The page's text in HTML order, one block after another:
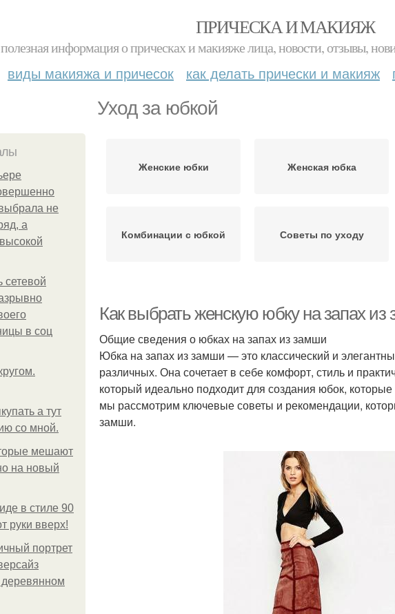
ПРИЧЕСКА И МАКИЯЖ
полезная информация о прическах и макияже лица, новости, отзывы,
виды макияжа и причесок как делать прически и макияж
Уход за юбкой
не
а
сетевой
в соц
а тут
со мной.
мешают
на новый
в стиле 90
руки вверх!
портрет
Женские юбки Женская юбка
Комбинации с юбкой Советы по уходу
Как выбрать женскую юбку на запах
Общие сведения о юбках на запах из замши
Юбка на запах из замши — это классический и
различных. Она сочетает в себе комфорт, стиль и
который идеально подходит для создания юбок,
мы рассмотрим ключевые советы и рекомендации,
замши.